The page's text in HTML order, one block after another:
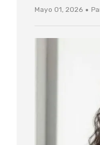
Mayo 01, 2026 ·